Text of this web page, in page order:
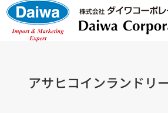
アサヒコインランドリ